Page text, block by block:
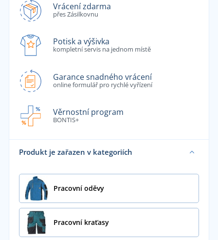
Vrácení zdarma
přes Zásilkovnu
Potisk a výšivka
kompletní servis na jednom místě
Garance snadného vrácení
online formulář pro rychlé vyřízení
Věrnostní program
BONTIS+
Produkt je zařazen v kategoriích
Pracovní oděvy
Pracovní kraťasy